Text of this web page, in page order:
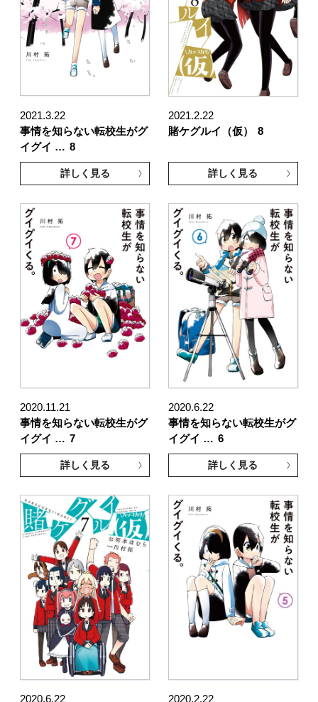
2021.3.22
事情を知らない転校生がグ
イグイ … 8
詳しく見る
2021.2.22
賭ケグルイ（仮）
8
詳しく見る
2020.11.21
事情を知らない転校生がグ
イグイ … 7
詳しく見る
2020.6.22
事情を知らない転校生がグ
イグイ … 6
詳しく見る
2020.6.22
2020.2.22